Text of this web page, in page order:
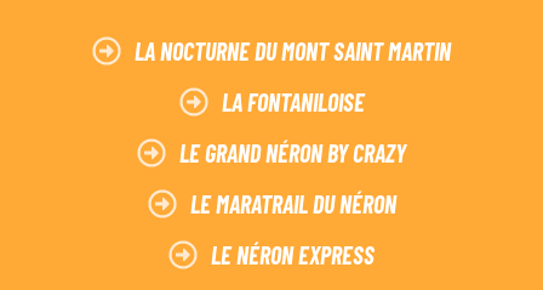
LA NOCTURNE DU MONT SAINT MARTIN
LA FONTANILOISE
LE GRAND NÉRON BY CRAZY
LE MARATRAIL DU NÉRON
LE NÉRON EXPRESS